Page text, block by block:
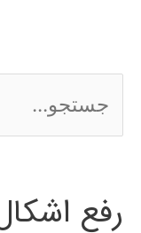
س
ج
رفع